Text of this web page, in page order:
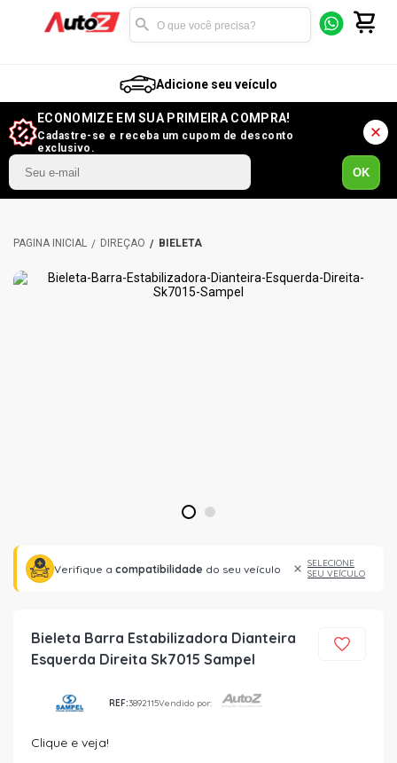
Adicione seu veículo
ECONOMIZE EM SUA PRIMEIRA COMPRA!
Cadastre-se e receba um cupom de desconto
exclusivo.
OK
DIREÇÃO BIELETA
1 2
Verifique a compatibilidade do seu veículo
SELECIONE
SEU VEÍCULO
Bieleta Barra Estabilizadora Dianteira
Esquerda Direita Sk7015 Sampel
REF:3892115Vendido por:
Clique e veja!